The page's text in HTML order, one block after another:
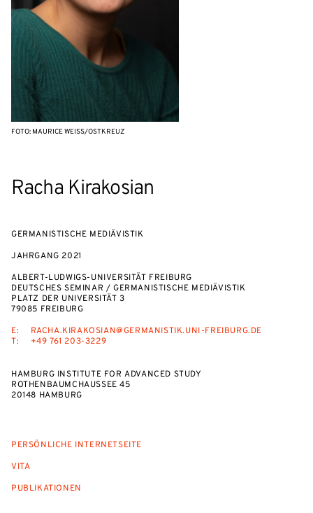
Racha Kirakosian
GERMANISTISCHE MEDIÄVISTIK
JAHRGANG 2021
ALBERT-LUDWIGS-UNIVERSITÄT FREIBURG
DEUTSCHES SEMINAR / GERMANISTISCHE MEDIÄVISTIK
PLATZ DER UNIVERSITÄT 3
79085 FREIBURG
E:
RACHA.KIRAKOSIAN@GERMANISTIK.UNI-FREIBURG.DE
T:
+49 761 203-3229
HAMBURG INSTITUTE FOR ADVANCED STUDY
ROTHENBAUMCHAUSSEE 45
20148 HAMBURG
PERSÖNLICHE INTERNETSEITE
VITA
PUBLIKATIONEN
FOTO: MAURICE WEISS/OSTKREUZ